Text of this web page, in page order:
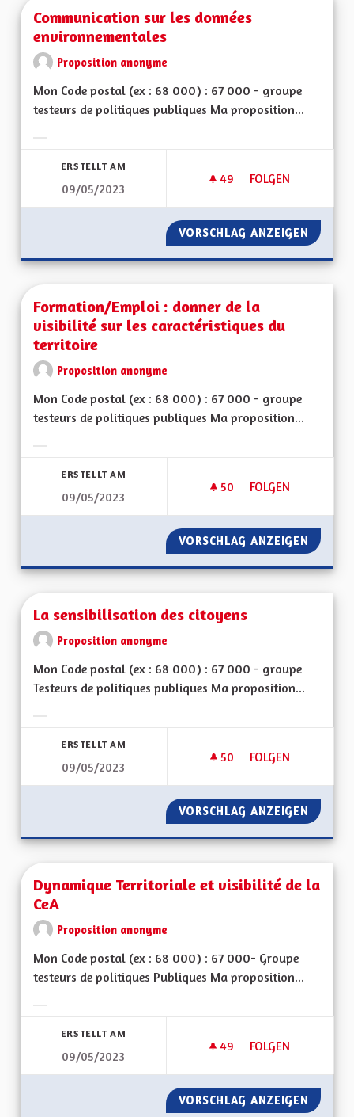
Communication sur les données
environnementales
Proposition anonyme
Mon Code postal (ex : 68 000) : 67 000 - groupe
testeurs de politiques publiques Ma proposition...
ERSTELLT AM
09/05/2023
49 49 FOLLOWER
FOLGEN
COMMUNICATION
VORSCHLAG ANZEIGEN
Formation/Emploi : donner de la
visibilité sur les caractéristiques du
territoire
Proposition anonyme
Mon Code postal (ex : 68 000) : 67 000 - groupe
testeurs de politiques publiques Ma proposition...
ERSTELLT AM
09/05/2023
50 50 FOLLOWER
FOLGEN
FORMATION/
VORSCHLAG ANZEIGEN
La sensibilisation des citoyens
Proposition anonyme
Mon Code postal (ex : 68 000) : 67 000 - groupe
Testeurs de politiques publiques Ma proposition...
ERSTELLT AM
09/05/2023
50 50 FOLLOWER
FOLGEN
LA
VORSCHLAG ANZEIGEN LA
Dynamique Territoriale et visibilité de la
CeA
Proposition anonyme
Mon Code postal (ex : 68 000) : 67 000- Groupe
testeurs de politiques Publiques Ma proposition...
ERSTELLT AM
09/05/2023
49 49 FOLLOWER
FOLGEN
DYNAMIQUE
VORSCHLAG ANZEIGEN